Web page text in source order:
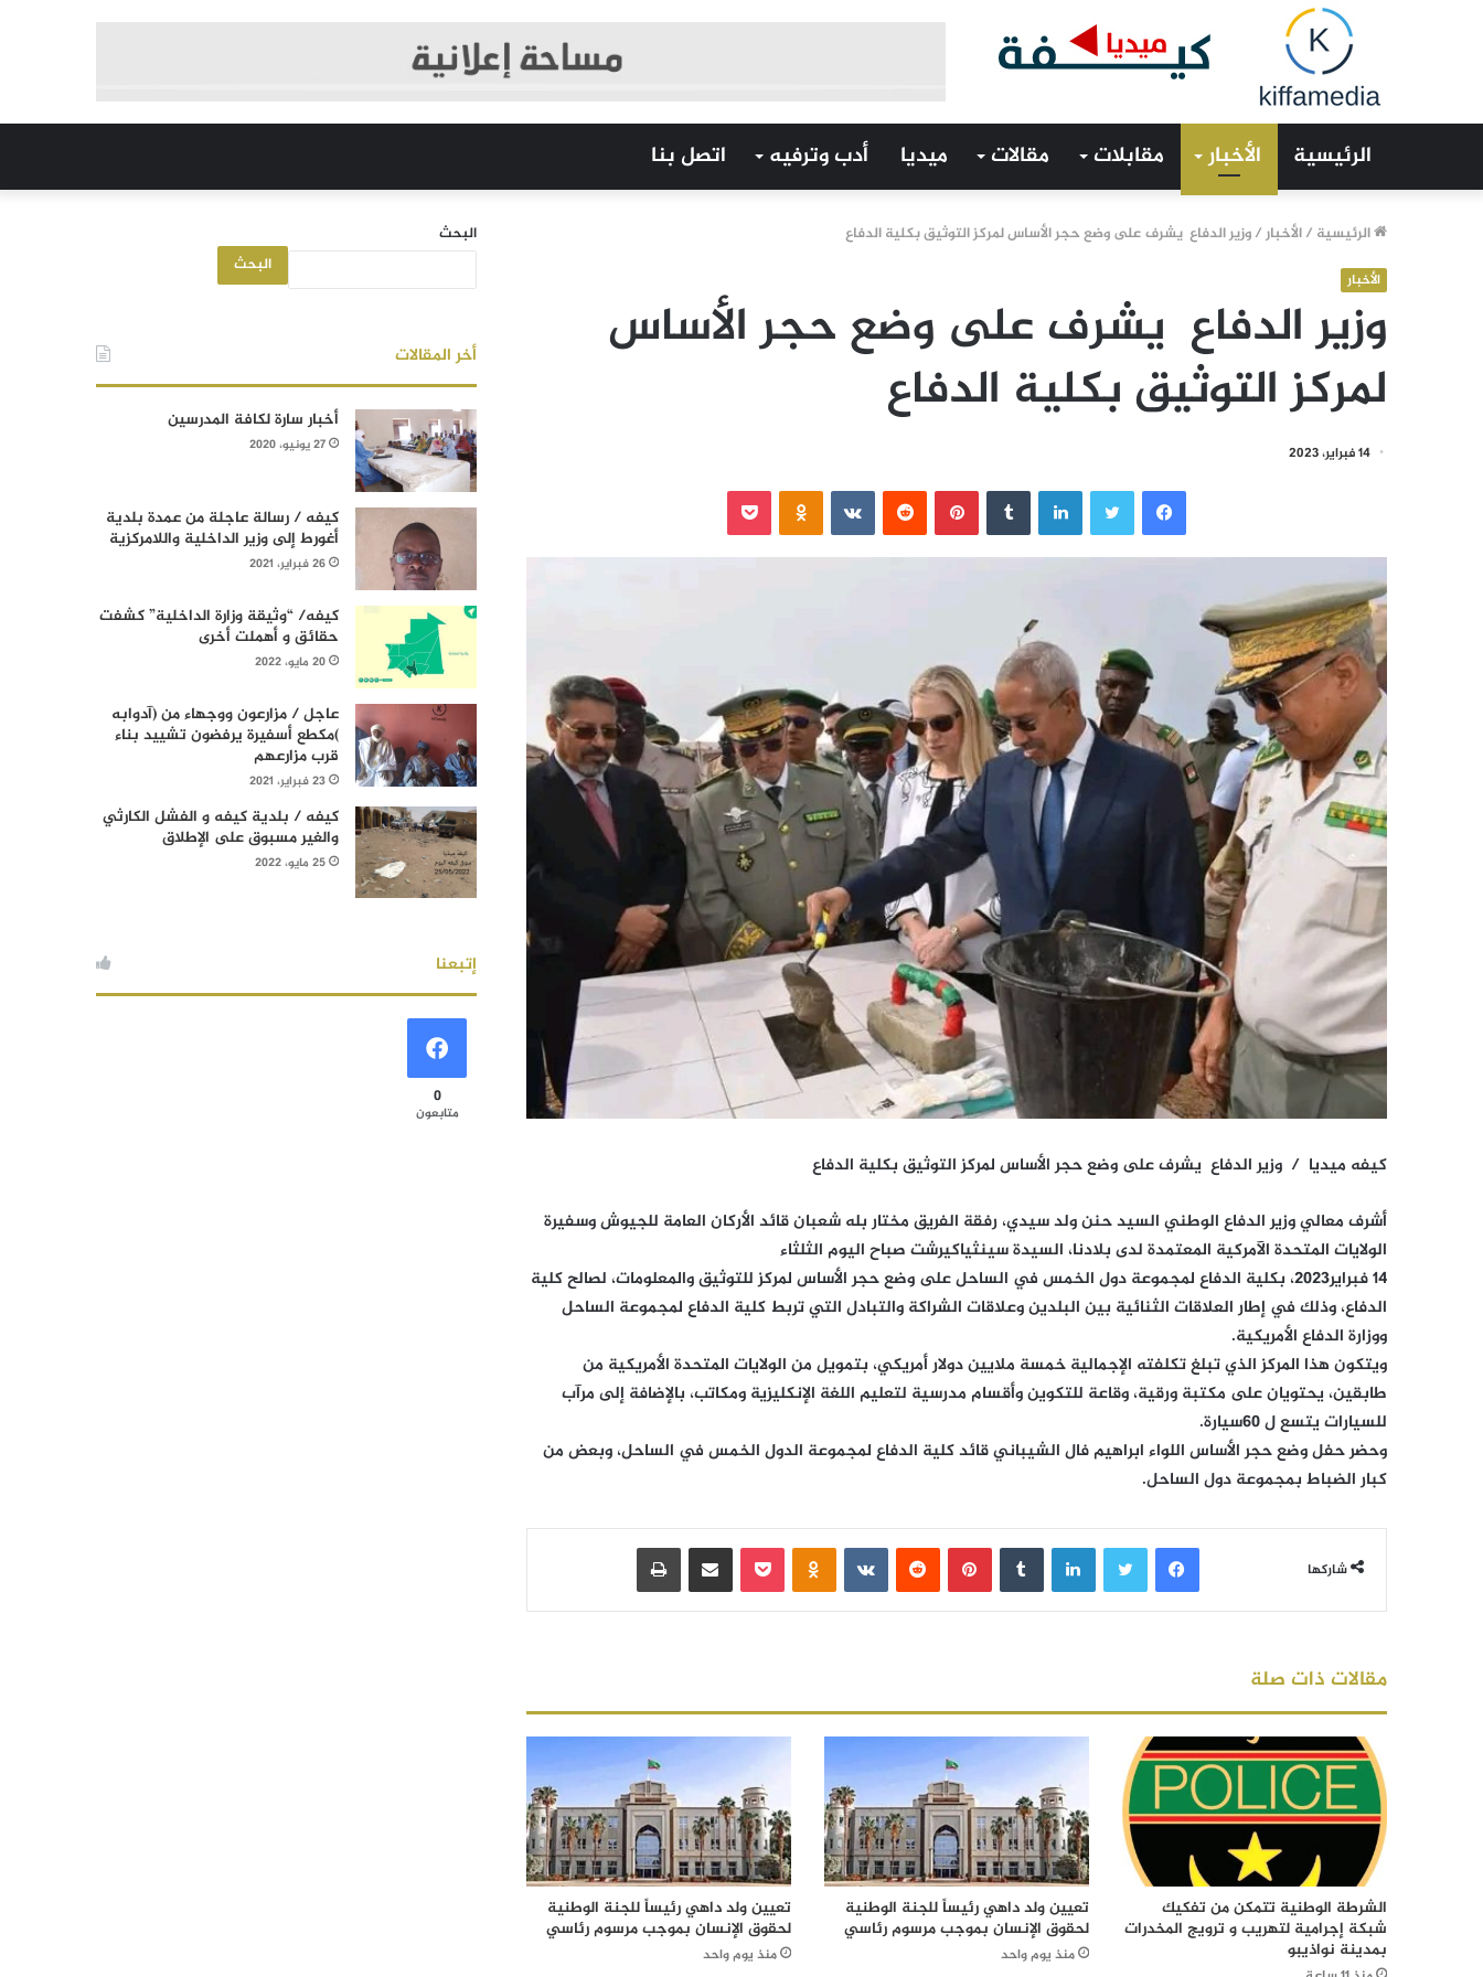
الرئيسية الأخبار مقابلات مقالات ميديا أدب وترفيه اتصل بنا
الرئيسية /الأخبار/وزير الدفاع يشرف على وضع حجر الأساس لمركز التوثيق بكلية الدفاع
الأخبار
وزير الدفاع يشرف على وضع حجر الأساس
لمركز التوثيق بكلية الدفاع
14 فبراير، 2023
فيسبوك لينكدإن بينتيريست
كيفه ميديا / وزير الدفاع يشرف على وضع حجر الأساس لمركز التوثيق بكلية الدفاع
أشرف معالي وزير الدفاع الوطني السيد حنن ولد سيدي، رفقة الفريق مختار بله شعبان قائد الأركان العامة للجيوش وسفيرة
الولايات المتحدة الآمركية المعتمدة لدى بلادنا، السيدة سينثياكيرشت صباح اليوم الثلثاء
14 فبراير2023، بكلية الدفاع لمجموعة دول الخمس في الساحل على وضع حجر الأساس لمركز للتوثيق والمعلومات، لصالح كلية
الدفاع، وذلك في إطار العلاقات الثنائية بين البلدين وعلاقات الشراكة والتبادل التي تربط كلية الدفاع لمجموعة الساحل
ووزارة الدفاع الأمريكية.
ويتكون هذا المركز الذي تبلغ تكلفته الإجمالية خمسة ملايين دولار أمريكي، بتمويل من الولايات المتحدة الأمريكية من
طابقين، يحتويان على مكتبة ورقية، وقاعة للتكوين وأقسام مدرسية لتعليم اللغة الإنكليزية ومكاتب، بالإضافة إلى مرآب
للسيارات يتسع ل 60سيارة.
وحضر حفل وضع حجر الأساس اللواء ابراهيم فال الشيباني قائد كلية الدفاع لمجموعة الدول الخمس في الساحل، وبعض من
كبار الضباط بمجموعة دول الساحل.
شاركها
فيسبوك لينكدإن بينتيريست بوكيت مشاركة عبر البريد
مقالات ذات صلة
الشرطة الوطنية تتمكن من تفكيك
شبكة إجرامية لتهريب و ترويج المخدرات
بمدينة نواذيبو
تعيين ولد داهي رئيساً للجنة الوطنية
لحقوق الإنسان بموجب مرسوم رئاسي
منذ يوم واحد
تعيين ولد داهي رئيساً للجنة الوطنية
لحقوق الإنسان بموجب مرسوم رئاسي
منذ يوم واحد
البحث
البحث
أخر المقالات
أخبار سارة لكافة المدرسين
27 يونيو، 2020
كيفه / رسالة عاجلة من عمدة بلدية
أغورط إلى وزير الداخلية واللامركزية
26 فبراير، 2021
كيفه/ “وثيقة وزارة الداخلية” كشفت
حقائق و أهملت أخرى
20 مايو، 2022
عاجل / مزارعون ووجهاء من (آدوابه
)مكطع أسفيرة يرفضون تشييد بناء
قرب مزارعهم
23 فبراير، 2021
كيفه / بلدية كيفه و الفشل الكارثي
والغير مسبوق على الإطلاق
25 مايو، 2022
إتبعنا
0
متابعون